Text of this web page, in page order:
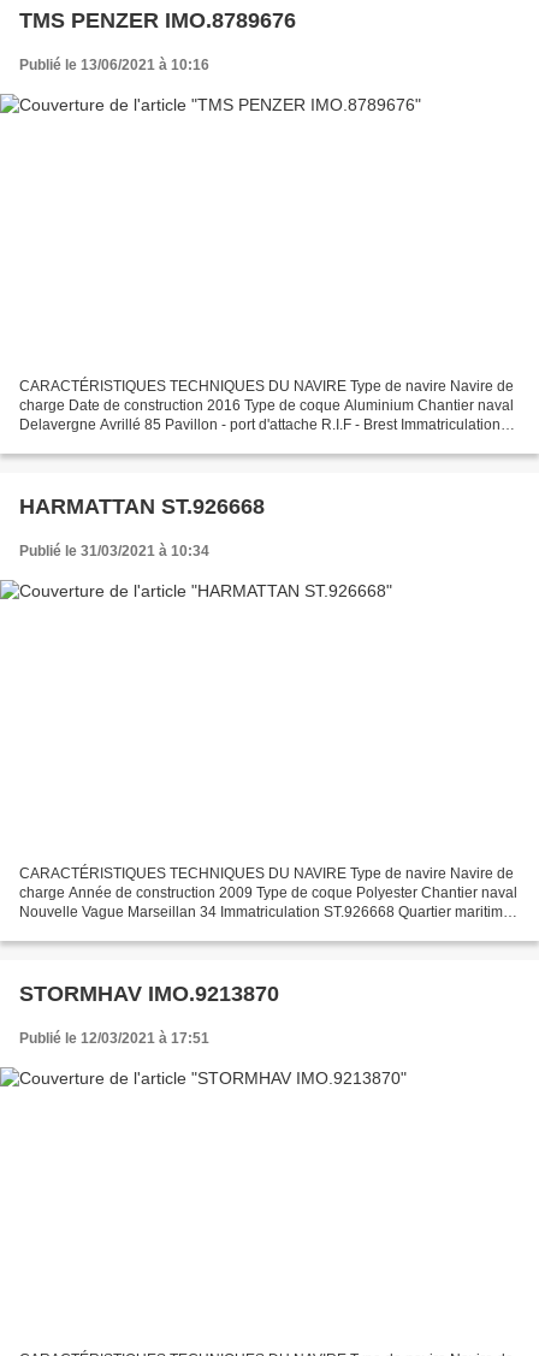
TMS PENZER IMO.8789676
Publié le 13/06/2021 à 10:16
CARACTÉRISTIQUES TECHNIQUES DU NAVIRE Type de navire Navire de
charge Date de construction 2016 Type de coque Aluminium Chantier naval
Delavergne Avrillé 85 Pavillon - port d'attache R.I.F - Brest Immatriculation
HARMATTAN ST.926668
Publié le 31/03/2021 à 10:34
CARACTÉRISTIQUES TECHNIQUES DU NAVIRE Type de navire Navire de
charge Année de construction 2009 Type de coque Polyester Chantier naval
Nouvelle Vague Marseillan 34 Immatriculation ST.926668 Quartier maritime
STORMHAV IMO.9213870
Publié le 12/03/2021 à 17:51